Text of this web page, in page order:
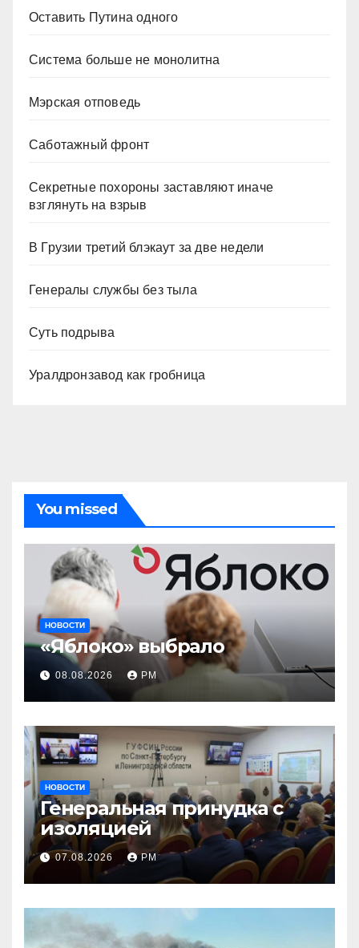
Оставить Путина одного
Система больше не монолитна
Мэрская отповедь
Саботажный фронт
Секретные похороны заставляют иначе
взглянуть на взрыв
В Грузии третий блэкаут за две недели
Генералы службы без тыла
Суть подрыва
Уралдронзавод как гробница
You missed
НОВОСТИ
«Яблоко» выбрало
08.08.2026 РМ
НОВОСТИ
Генеральная принудка с
изоляцией
07.08.2026 РМ